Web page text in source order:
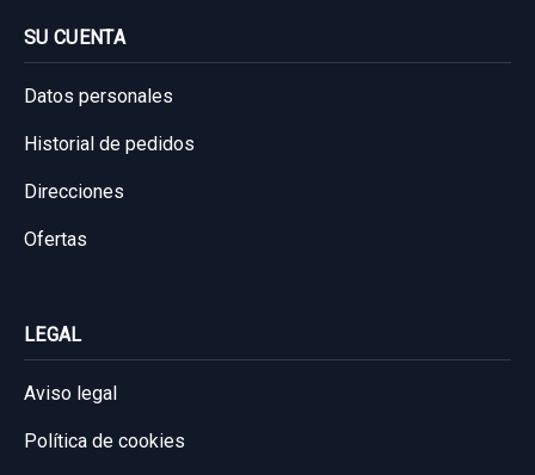
SU CUENTA
Datos personales
Historial de pedidos
Direcciones
Ofertas
LEGAL
Aviso legal
Política de cookies